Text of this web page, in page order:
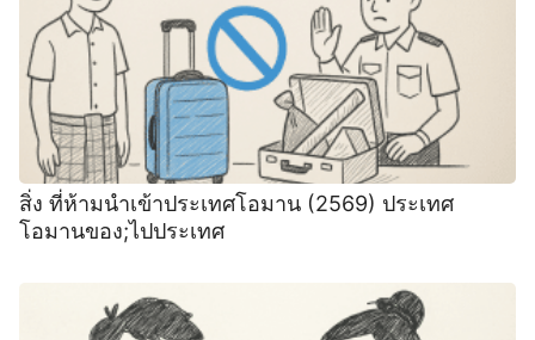
สิ่ง ที่ห้ามนำเข้าประเทศโอมาน (2569) ประเทศ
โอมานของ;ไปประเทศ